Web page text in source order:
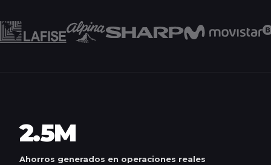
2.5M
Ahorros generados en operaciones reales